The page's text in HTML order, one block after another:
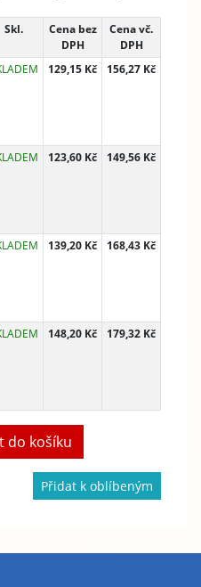
Skl.
Cena bez
DPH
Cena vč.
DPH
129,15 Kč 156,27 Kč
123,60 Kč 149,56 Kč
139,20 Kč 168,43 Kč
148,20 Kč 179,32 Kč
do košíku
Přidat k oblíbeným